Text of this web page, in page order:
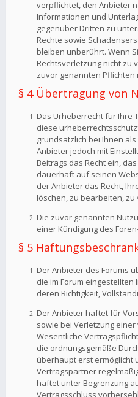
verpflichtet, den Anbieter
Informationen und
gegenüber Dritten zu
Rechte sowie
bleiben unberührt. Wenn
Rechtsverletzung nicht zu
zuvor genannten Pflichten
§ 4 Übertragung von
Das Urheberrecht für Ihre
diese
grundsätzlich bei Ihnen
Anbieter jedoch mit
Beitrags das Recht ein,
dauerhaft auf seinen
der Anbieter das Recht,
löschen, zu bearbeiten,
Die zuvor genannten
einer Kündigung des
§ 5
Der Anbieter des Forums
die im Forum
deren Richtigkeit,
Der Anbieter haftet für
sowie bei Verletzung
Wesentliche
die ordnungsgemäße
überhaupt erst ermöglicht
Vertragspartner
haftet unter Begrenzung
Vertragsschluss